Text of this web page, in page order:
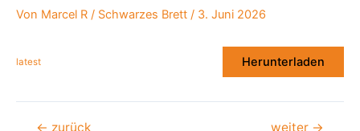
Von Marcel R / Schwarzes Brett / 3. Juni 2026
latest Herunterladen
Beitragsnavigation
← zurück weiter →